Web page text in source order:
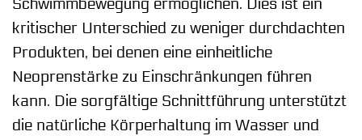
Schwimmbewegung ermöglichen. Dies ist ein
kritischer Unterschied zu weniger durchdachten
Produkten, bei denen eine einheitliche
Neoprenstärke zu Einschränkungen führen
kann. Die sorgfältige Schnittführung unterstützt
die natürliche Körperhaltung im Wasser und